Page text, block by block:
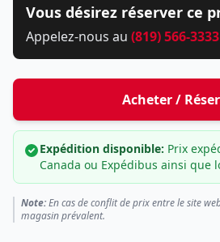
Vous désirez réserver ce
Appelez-nous au (819) 566-3333
Acheter /
Expédition disponible: Prix
Canada ou Expédibus ainsi que
Note:En cas de conflit de prix entre le site
magasin prévalent.